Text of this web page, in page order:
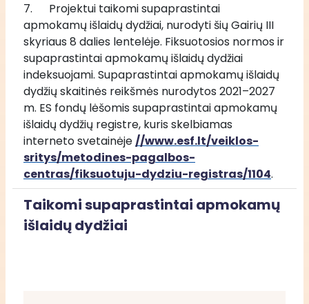
7.      Projektui taikomi supaprastintai
apmokamų išlaidų dydžiai, nurodyti šių Gairių III
skyriaus 8 dalies lentelėje. Fiksuotosios normos ir
supaprastintai apmokamų išlaidų dydžiai
indeksuojami. Supaprastintai apmokamų išlaidų
dydžių skaitinės reikšmės nurodytos 2021–2027
m. ES fondų lėšomis supaprastintai apmokamų
išlaidų dydžių registre, kuris skelbiamas
interneto svetainėje //www.esf.lt/veiklos-
sritys/metodines-pagalbos-
centras/fiksuotuju-dydziu-registras/1104.
Taikomi supaprastintai apmokamų
išlaidų dydžiai